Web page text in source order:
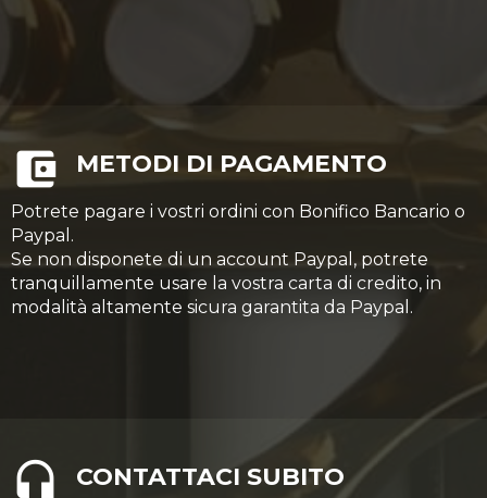
METODI DI PAGAMENTO
Potrete pagare i vostri ordini con Bonifico Bancario o
Paypal.
Se non disponete di un account Paypal, potrete
tranquillamente usare la vostra carta di credito, in
modalità altamente sicura garantita da Paypal.
CONTATTACI SUBITO